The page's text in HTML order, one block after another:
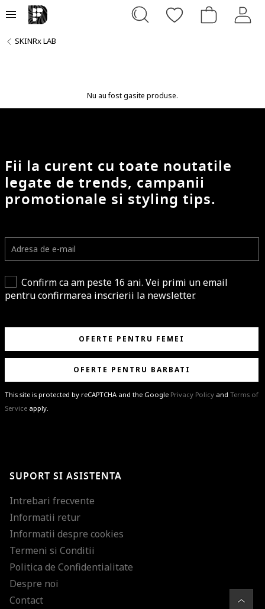
SKINRx LAB
Nu au fost gasite produse.
Fii la curent cu toate noutatile
legate de trends, campanii
promotionale si styling tips.
Confirm ca am peste 16 ani. Vei primi un email
pentru confirmarea inscrierii la newsletter.
OFERTE PENTRU FEMEI
OFERTE PENTRU BARBATI
This site is protected by reCAPTCHA and the Google Privacy Policy and Terms of
Service apply.
ultimele tendinte in moda!
SUPORT SI ASISTENTA
Intrebari frecvente
Informatii retur
Informatii despre cookies
Termeni si Conditii
Politica de Confidentialitate
Despre noi
Contact